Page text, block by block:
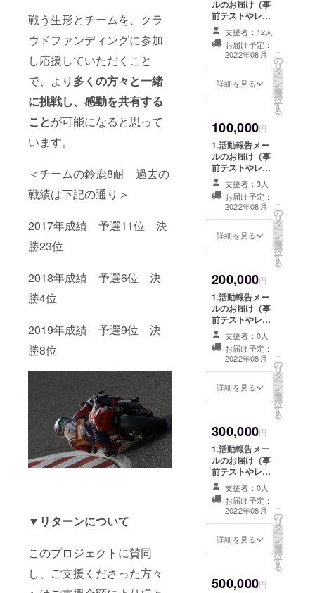
戦う生形とチームを、クラ
ウドファンディングに参加
し応援していただくこと
で、より 多くの方々と一緒
に挑戦し、感動を共有する
ことが可能になると思って
います。
＜チームの鈴鹿8耐 過去の
戦績は下記の通り＞
2017年成績 予選11位 決
勝23位
2018年成績 予選6位 決
勝4位
2019年成績 予選9位 決
勝8位
▼ リターンについて
このプロジェクトに賛同
し、ご支援くださった方々
して培った
経験とスキ
ルを活か
し、若手ラ
イダーの育
グの指導、
走行会の企
画＆開催を
行う等、2輪
文化の発展
に努めなが
ら他スポー
ツチームと
も関係を深
ツに価値を
もたせる活
動や、地域
を盛り上げ
る活動にも
精力的に取
り組んでい
る。ISU-1グ
ランプリ静
2023年より
企画、開催
している。
2022ver.（ドラ
イメッシュ素
材） 5.S-PULSE
DREAM
RACINGオリジ
H210、
D170mm 持ち
ネル（A3）＊写
真は8耐参戦時の
ものを使用。お
届けは8耐終了後
となります
ルのお届け（事
前テストやレー
スの経過報告
等、随時お届け
します） 2.S-
PULSE DREAM
RACINGオリジ
ナルステッカー
DREAM
RACING8耐ス
タッフTシャツ
2022ver.（ドラ
イメッシュ素
材） 5.S-PULSE
DREAM
RACINGオリジ
ナルバッグ
（W200、
H210、
D170mm 持ち
形秀之フォトパ
ネル（A3）＊写
真は8耐参戦時の
ものを使用。お
届けは8耐終了後
となります
7.ASAGIRI
BASEで遊べ
る！1DAYチ
ケット1回分 ＊
8耐終了後日程と
支援者：12人
お届け予定：
2022年08月
詳細を見る
こ
の
リ
タ
ー
ン
を
選
択
す
る
100,000円
1.活動報告メー
ルのお届け（事
前テストやレー
スの経過報告
等、随時お届け
します） 2.S-
PULSE DREAM
RACINGオリジ
ナルステッカー
DREAM
RACING8耐ス
タッフTシャツ
2022ver.（ドラ
イメッシュ素
材） 5.S-PULSE
DREAM
RACINGオリジ
ナルバッグ
（W200、
H210、
D170mm 持ち
形秀之フォトパ
ネル（A3）＊写
真は8耐参戦時の
ものを使用。お
届けは8耐終了後
となります
7.ASAGIRI
BASEで遊べ
る！1DAYチ
ケット1回分 ＊
8耐終了後日程と
ページのスポン
支援者：3人
お届け予定：
2022年08月
詳細を見る
こ
の
リ
タ
ー
ン
を
選
択
す
る
200,000円
1.活動報告メー
ルのお届け（事
前テストやレー
スの経過報告
等、随時お届け
します） 2.S-
PULSE DREAM
RACINGオリジ
ナルステッカー
DREAM
RACING8耐ス
タッフTシャツ
2022ver.（ドラ
イメッシュ素
材） 5.S-PULSE
DREAM
RACINGオリジ
ナルバッグ
（W200、
H210、
D170mm 持ち
形秀之フォトパ
ネル（A3）＊写
支援者：0人
お届け予定：
2022年08月
詳細を見る
こ
の
リ
タ
ー
ン
を
選
択
す
る
300,000円
1.活動報告メー
ルのお届け（事
前テストやレー
スの経過報告
等、随時お届け
します） 2.S-
PULSE DREAM
RACINGオリジ
ナルステッカー
DREAM
支援者：0人
お届け予定：
2022年08月
詳細を見る
こ
の
リ
タ
ー
ン
を
選
択
す
る
500,000円